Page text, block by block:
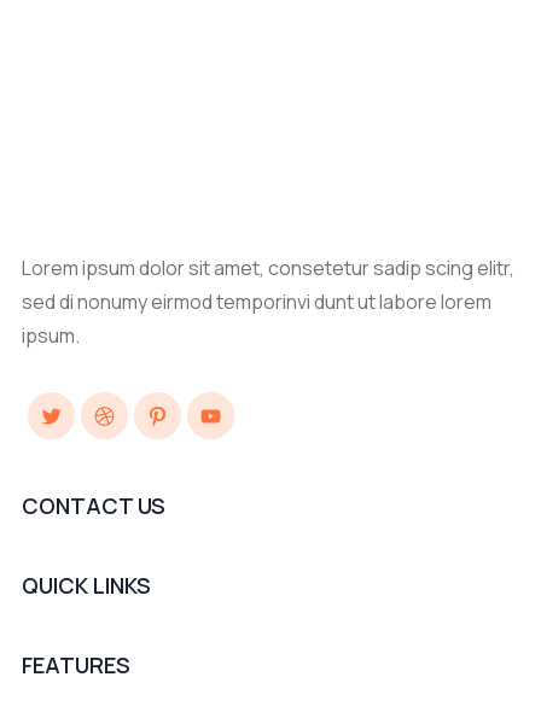
Lorem ipsum dolor sit amet, consetetur sadip scing elitr,
sed di nonumy eirmod temporinvi dunt ut labore lorem
ipsum.
TwitterDribbblePinterestYouTube
CONTACT US
QUICK LINKS
FEATURES